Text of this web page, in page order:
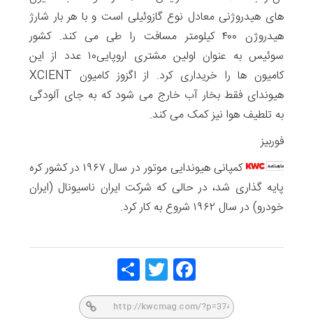
های هیدروژنی معادل نوع گازوئیلی است و با هر بار شارژ
هیدروژن ۴۰۰ کیلومتر مسافت را طی می کند. کشور
سوئیس به عنوان اولین مشتری اروپایی۱۰ عدد از این
کامیون ها را خریداری کرد. از اگزوز کامیون XCIENT
هیوندای فقط بخار آب خارج می شود که به جای آلودگی
به تلطیف هوا نیز کمک می کند.
فوربیز
کمپانی هیوندایی موتور در سال ۱۹۶۷ در کشور کره
پایه گذاری شد، در حالی که شرکت ایران ناسیونال (ایران
خودرو) در سال ۱۹۶۲ شروع به کار کرد.
Face
Twitt